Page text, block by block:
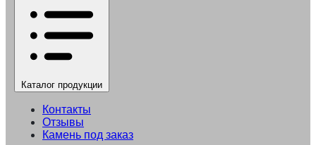
Каталог продукции
Контакты
Отзывы
Камень под заказ